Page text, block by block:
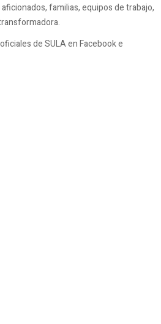
familias, equipos de trabajo,
de SULA en Facebook e